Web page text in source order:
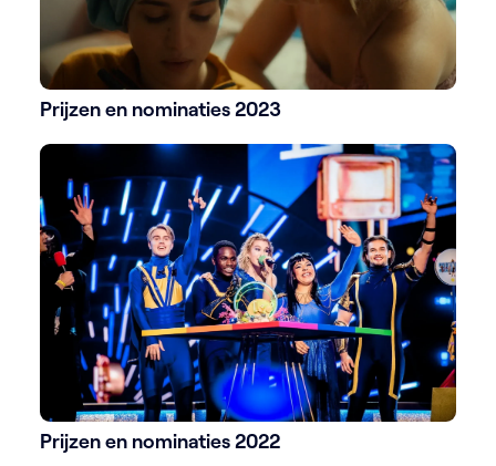
Prijzen en nominaties 2023
Prijzen en nominaties 2022